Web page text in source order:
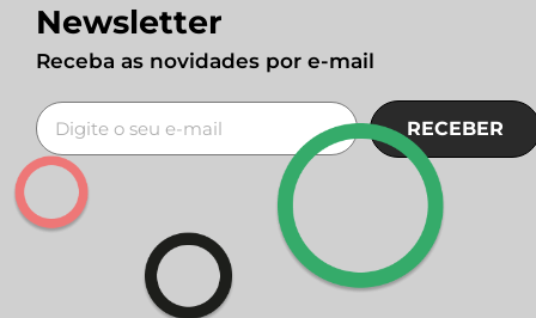
Newsletter
Receba as novidades por e-mail
RECEBER